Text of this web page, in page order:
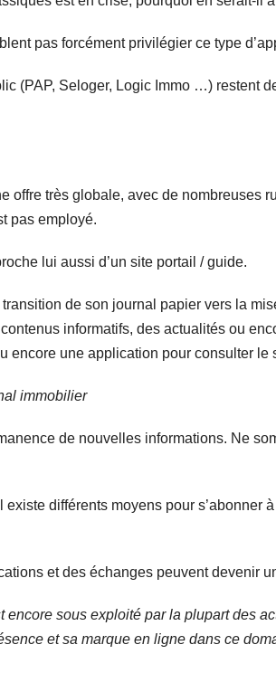
pas forcément privilégier ce type
(PAP, Seloger, Logic Immo …) restent
offre très globale, avec de nombreuses
pas employé.
lui aussi d’un site portail / guide.
de son journal papier vers la
informatifs, des actualités ou
encore une application pour consulter le
immobilier
de nouvelles informations. Ne
différents moyens pour s’abonner
et des échanges peuvent devenir
sous exploité par la plupart des
et sa marque en ligne dans ce